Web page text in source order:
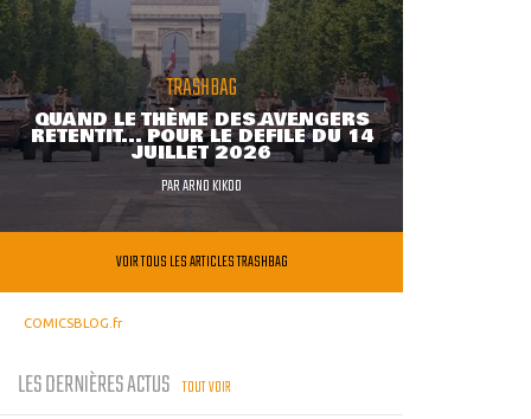
TRASHBAG
QUAND LE THÈME DES AVENGERS
RETENTIT... POUR LE DÉFILÉ DU 14
JUILLET 2026
PARARNO KIKOO
VOIR TOUS LES ARTICLES TRASHBAG
COMICSBLOG.fr
LES DERNIÈRES ACTUS TOUT VOIR